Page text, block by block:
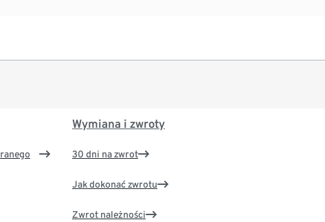
Wymiana i zwroty
30 dni na zwrot
Jak dokonać zwrotu
Zwrot należności